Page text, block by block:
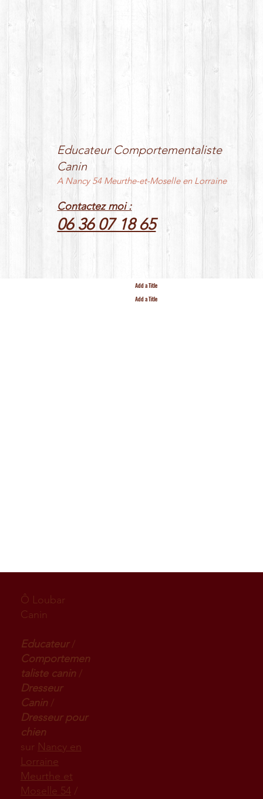
Educateur Comportementaliste
Canin
A Nancy 54 Meurthe-et-Moselle en Lorraine
Contactez moi :
06 36 07 18 65
Add a Title
Add a Title
Ô Loubar
Canin
Educateur/
Comportemen
taliste canin/
Dresseur
Canin/
Dresseur pour
chien
sur Nancy en
Lorraine
Meurthe et
Moselle 54/